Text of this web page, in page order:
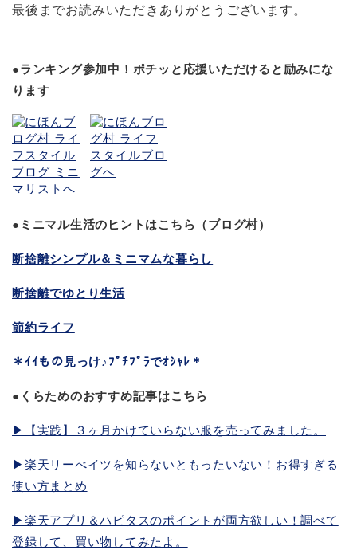
最後までお読みいただきありがとうございます。
●ランキング参加中！ポチッと応援いただけると励みにな
ります
●ミニマル生活のヒントはこちら（ブログ村）
断捨離シンプル＆ミニマムな暮らし
断捨離でゆとり生活
節約ライフ
＊ｲｲもの見っけ♪ﾌﾟﾁﾌﾟﾗでｵｼｬﾚ＊
●くらためのおすすめ記事はこちら
▶︎【実践】３ヶ月かけていらない服を売ってみました。
▶︎楽天リーべイツを知らないともったいない！お得すぎる
使い方まとめ
▶︎楽天アプリ＆ハピタスのポイントが両方欲しい！調べて
登録して、買い物してみたよ。